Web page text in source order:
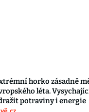
horko zásadně
léta.
potraviny i energie